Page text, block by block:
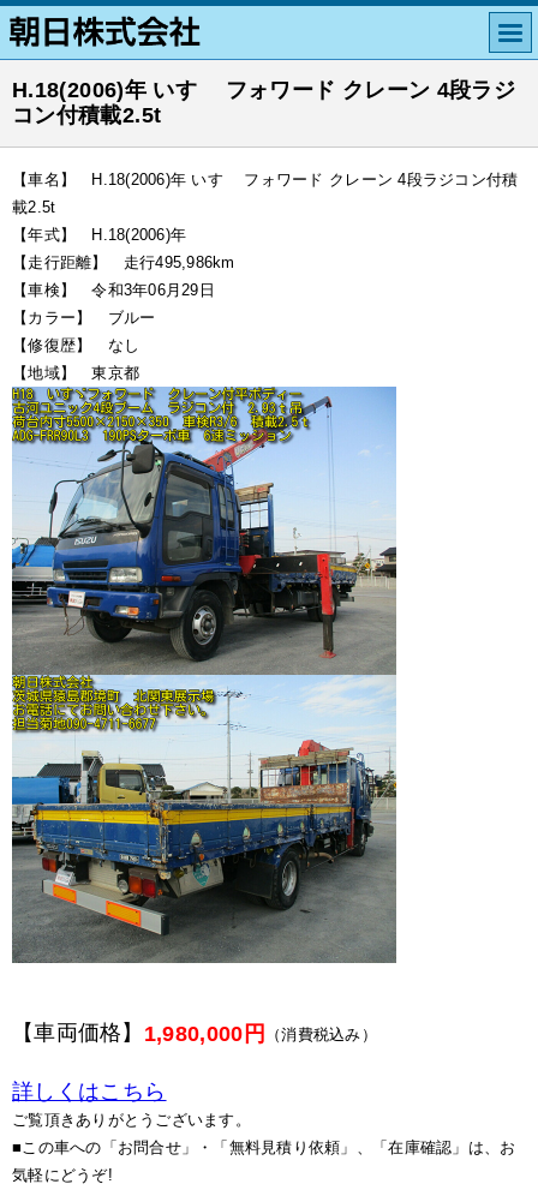
H.18(2006)年 いすゞ フォワード クレーン 4段ラジ
コン付積載2.5t
【車名】 H.18(2006)年 いすゞ フォワード クレーン 4段ラジコン付積
載2.5t
【年式】 H.18(2006)年
【走行距離】 走行495,986km
【車検】 令和3年06月29日
【カラー】 ブルー
【修復歴】 なし
【地域】 東京都
【車両価格】 1,980,000円 （消費税込み）
詳しくはこちら
ご覧頂きありがとうございます。
■この車への「お問合せ」・「無料見積り依頼」、「在庫確認」は、お
気軽にどうぞ!